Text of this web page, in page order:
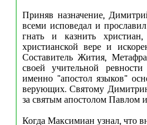
Приняв назначение,
всеми исповедал и
гнать и казнить
христианской вере и
Составитель Жития,
своей учительной
именно "апостол языков"
верующих. Святому
за святым апостолом Павлом
Когда Максимиан узнал, что